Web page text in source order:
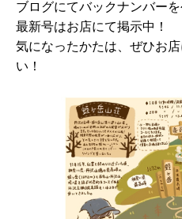
ブログにてバックナンバー
最新号はお店にて掲示中！
気になったかたは、ぜひお
い！